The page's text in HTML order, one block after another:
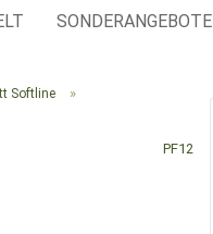
SONDERANGEBOTE
Softline »
PF12